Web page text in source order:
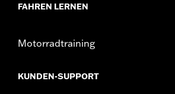
FAHREN LERNEN
Motorradtraining
KUNDEN-SUPPORT